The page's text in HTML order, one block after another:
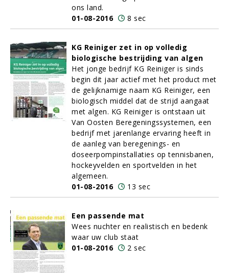
ons land.
01-08-2016
8 sec
KG Reiniger zet in op volledig
biologische bestrijding van algen
Het jonge bedrijf KG Reiniger is sinds
begin dit jaar actief met het product met
de gelijknamige naam KG Reiniger, een
biologisch middel dat de strijd aangaat
met algen. KG Reiniger is ontstaan uit
Van Oosten Beregeningssystemen, een
bedrijf met jarenlange ervaring heeft in
de aanleg van beregenings- en
doseerpompinstallaties op tennisbanen,
hockeyvelden en sportvelden in het
algemeen.
01-08-2016
13 sec
Een passende mat
Wees nuchter en realistisch en bedenk
waar uw club staat
01-08-2016
2 sec